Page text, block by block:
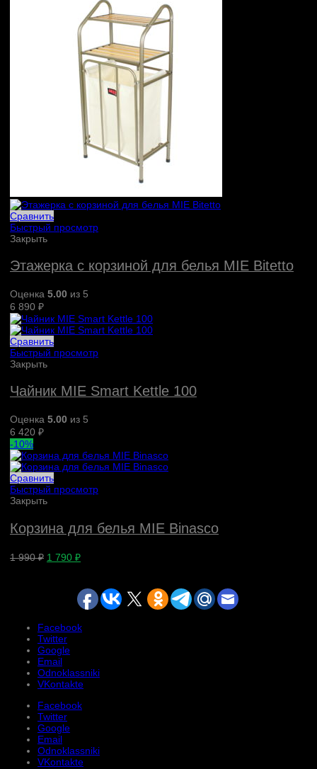
Сравнить
Быстрый просмотр
Закрыть
Этажерка с корзиной для белья MIE Bitetto
Оценка 5.00 из 5
6 890 ₽
Сравнить
Быстрый просмотр
Закрыть
Чайник MIE Smart Kettle 100
Оценка 5.00 из 5
6 420 ₽
-10%
Сравнить
Быстрый просмотр
Закрыть
Корзина для белья MIE Binasco
1 990₽ 1 790 ₽
Facebook
Twitter
Google
Email
Odnoklassniki
VKontakte
Facebook
Twitter
Google
Email
Odnoklassniki
VKontakte